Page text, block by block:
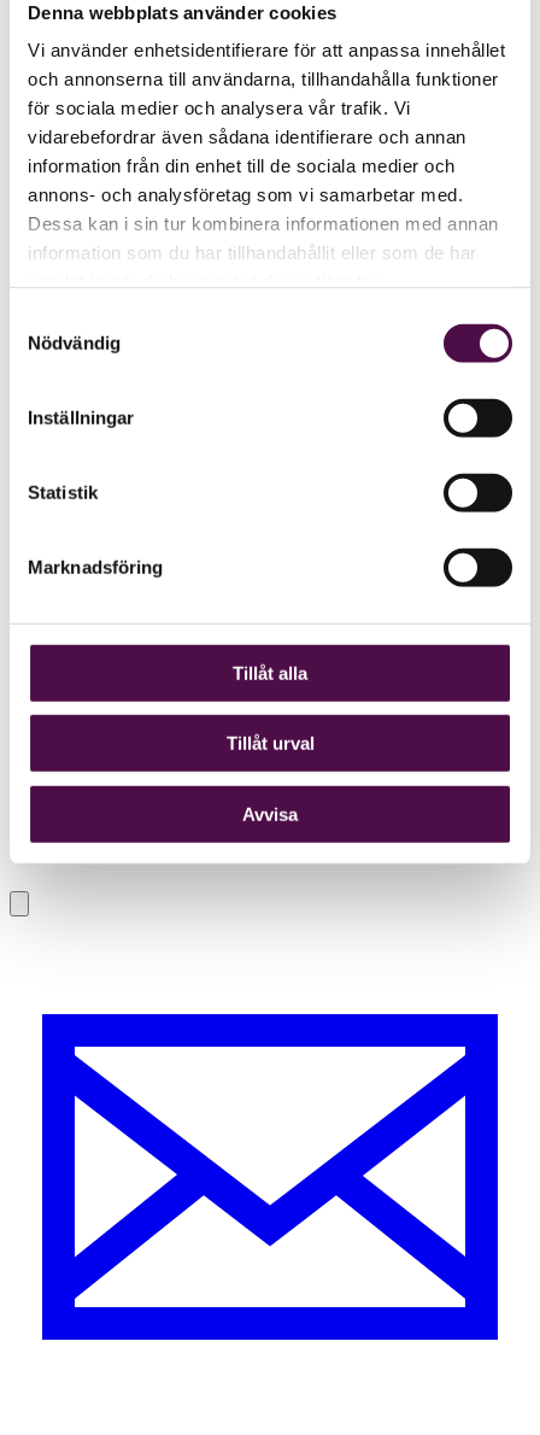
Denna webbplats använder cookies
Vi använder enhetsidentifierare för att anpassa innehållet
och annonserna till användarna, tillhandahålla funktioner
för sociala medier och analysera vår trafik. Vi
vidarebefordrar även sådana identifierare och annan
information från din enhet till de sociala medier och
annons- och analysföretag som vi samarbetar med.
Dessa kan i sin tur kombinera informationen med annan
information som du har tillhandahållit eller som de har
Nödvändig
Inställningar
Statistik
Marknadsföring
Tillåt alla
Tillåt urval
Avvisa